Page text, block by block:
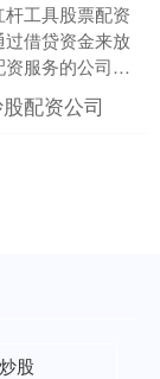
工具股票配资
借贷资金来放
服务的公司在
要的角色。 * **
配资公司
炒股